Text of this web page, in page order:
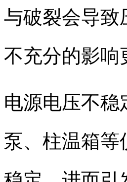
与破裂会导致
不充分的影响
电源电压不稳
泵、柱温箱等